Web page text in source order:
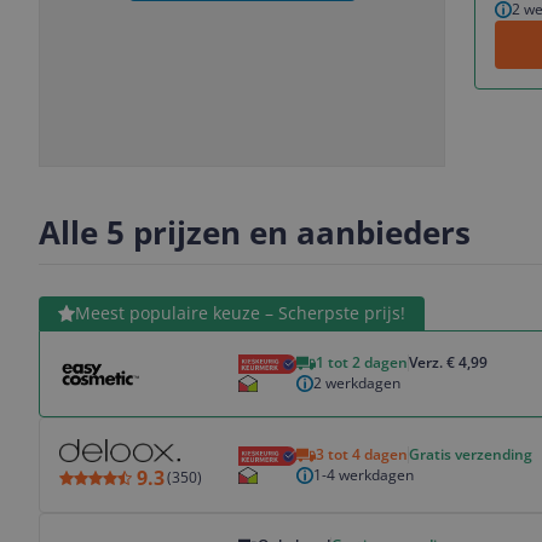
2
Alle 5 prijzen en aanbieders
Meest populaire keuze – Scherpste prijs!
1 tot 2 dagenVerz. € 4,99
2 werkdagen
Bekijk product
9.3(350)
3 tot 4 dagenGratis verzending
1-4 werkdagen